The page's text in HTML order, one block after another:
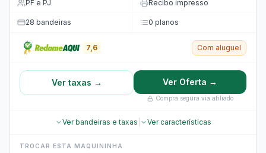
PF e PJ Recibo impresso
28 bandeiras 0 planos
7,6 Com aluguel
Ver taxas → Ver Oferta →
Compra segura via afiliado
Ver bandeiras e taxas Ver características
TROCAR ESTA MAQUININHA